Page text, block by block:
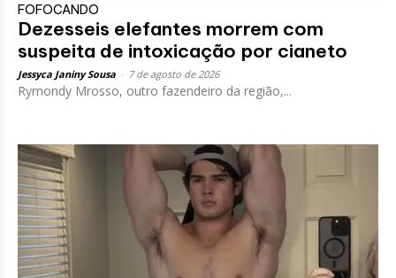
FOFOCANDO
Dezesseis elefantes morrem com
suspeita de intoxicação por cianeto
Jessyca Janiny Sousa 7 de agosto de 2026
Rymondy Mrosso, outro fazendeiro da região,...